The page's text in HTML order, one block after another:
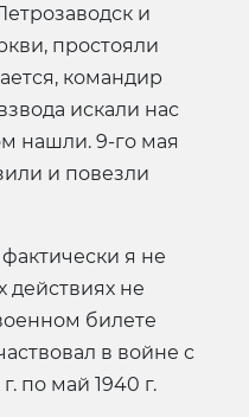
и
простояли
командир
искали нас
нашли. 9-го мая
и повезли
я не
действиях не
билете
в войне с
по май 1940 г.